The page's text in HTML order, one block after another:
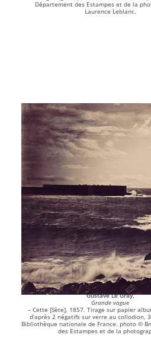
Département des Estampes et de la
Laurence Leblanc.
Gustave Le Gray,
Grande vague
– Cette [Sète], 1857. Tirage sur papier
d’après 2 négatifs sur verre au collodion,
Bibliothèque nationale de France. photo ©
des Estampes et de la